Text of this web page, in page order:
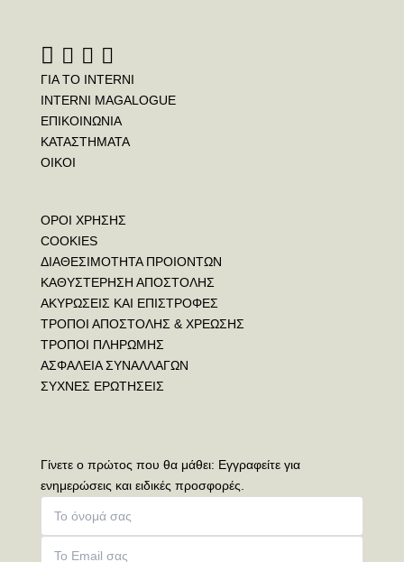
ΓΙΑ ΤΟ INTERNI
INTERNI MAGALOGUE
ΕΠΙΚΟΙΝΩΝΙΑ
ΚΑΤΑΣΤΗΜΑΤΑ
ΟΙΚΟΙ
ΟΡΟΙ ΧΡΗΣΗΣ
COOKIES
ΔΙΑΘΕΣΙΜΟΤΗΤΑ ΠΡΟΙΟΝΤΩΝ
ΚΑΘΥΣΤΕΡΗΣΗ ΑΠΟΣΤΟΛΗΣ
ΑΚΥΡΩΣΕΙΣ ΚΑΙ ΕΠΙΣΤΡΟΦΕΣ
ΤΡΟΠΟΙ ΑΠΟΣΤΟΛΗΣ & ΧΡΕΩΣΗΣ
ΤΡΟΠΟΙ ΠΛΗΡΩΜΗΣ
ΑΣΦΑΛΕΙΑ ΣΥΝΑΛΛΑΓΩΝ
ΣΥΧΝΕΣ ΕΡΩΤΗΣΕΙΣ
Γίνετε ο πρώτος που θα μάθει: Εγγραφείτε για
ενημερώσεις και ειδικές προσφορές.